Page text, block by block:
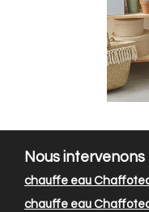
Nous
chauffe eau
chauffe eau